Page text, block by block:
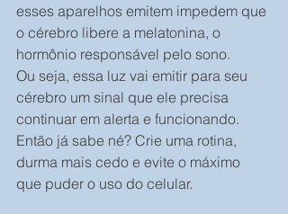
esses aparelhos emitem impedem que
o cérebro libere a melatonina, o
hormônio responsável pelo sono.
Ou seja, essa luz vai emitir para seu
cérebro um sinal que ele precisa
continuar em alerta e funcionando.
Então já sabe né? Crie uma rotina,
durma mais cedo e evite o máximo
que puder o uso do celular.